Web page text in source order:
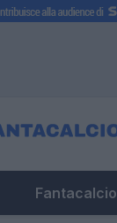
Fantacalcio